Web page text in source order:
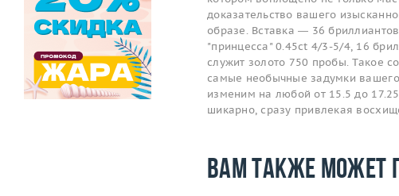
доказательство вашего
образе. Вставка — 36
"принцесса" 0.45ct 4/3-5/4, 16
служит золото 750 пробы. Такое
самые необычные задумки
изменим на любой от 15.5 до
шикарно, сразу привлекая
Вам также может